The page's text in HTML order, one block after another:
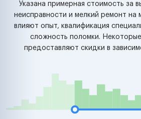
Указана примерная стоимость за
неисправности и мелкий ремонт на
влияют опыт, квалификация
сложность поломки.
предоставляют скидки в